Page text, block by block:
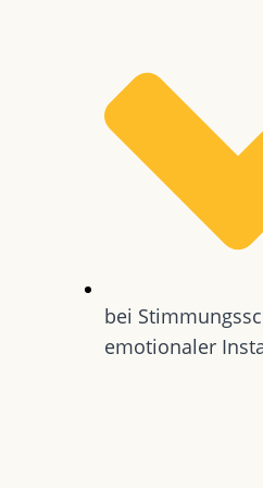
bei
emotionaler